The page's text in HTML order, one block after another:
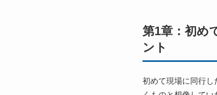
第1章：初め
ント
初めて現場に同行し